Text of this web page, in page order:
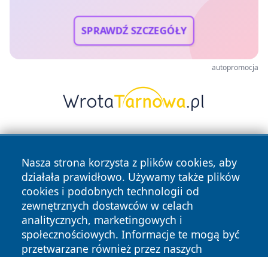
SPRAWDŹ SZCZEGÓŁY
autopromocja
Nasza strona korzysta z plików cookies, aby
działała prawidłowo. Używamy także plików
cookies i podobnych technologii od
zewnętrznych dostawców w celach
analitycznych, marketingowych i
społecznościowych. Informacje te mogą być
przetwarzane również przez naszych
Copyright © 2026 dabrowski24.pl Wszystkie prawa
zastrzeżone.